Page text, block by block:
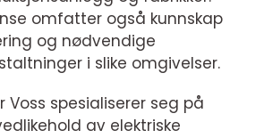
omfatter også kunnskap
og nødvendige
i slike omgivelser.
Voss spesialiserer seg på
av elektriske